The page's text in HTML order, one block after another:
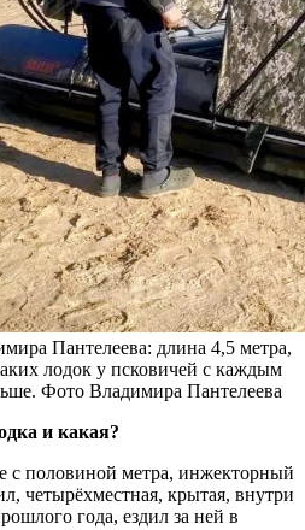
Пантелеева: длина 4,5 метра,
лодок у псковичей с каждым
Фото Владимира Пантелеева
и какая?
с половиной метра, инжекторный
четырёхместная, крытая, внутри
года, ездил за ней в